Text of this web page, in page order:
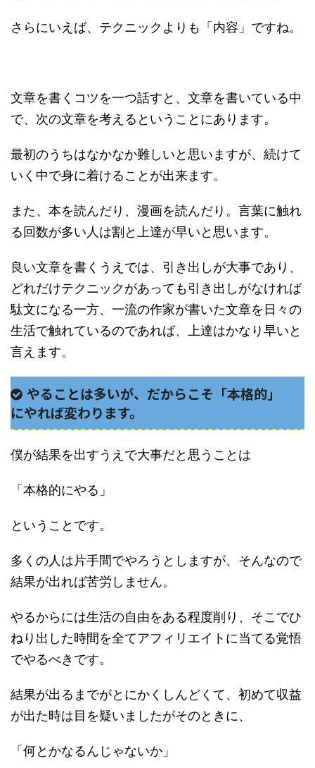
さらにいえば、テクニックよりも「内容」ですね。
文章を書くコツを一つ話すと、文章を書いている中
で、次の文章を考えるということにあります。
最初のうちはなかなか難しいと思いますが、続けて
いく中で身に着けることが出来ます。
また、本を読んだり、漫画を読んだり。言葉に触れ
る回数が多い人は割と上達が早いと思います。
良い文章を書くうえでは、引き出しが大事であり、
どれだけテクニックがあっても引き出しがなければ
駄文になる一方、一流の作家が書いた文章を日々の
生活で触れているのであれば、上達はかなり早いと
言えます。
やることは多いが、だからこそ「本格的」
にやれば変わります。
僕が結果を出すうえで大事だと思うことは
「本格的にやる」
ということです。
多くの人は片手間でやろうとしますが、そんなので
結果が出れば苦労しません。
やるからには生活の自由をある程度削り、そこでひ
ねり出した時間を全てアフィリエイトに当てる覚悟
でやるべきです。
結果が出るまでがとにかくしんどくて、初めて収益
が出た時は目を疑いましたがそのときに、
「何とかなるんじゃないか」